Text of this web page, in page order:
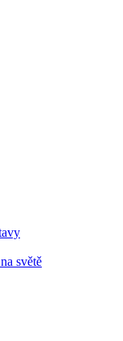
světě